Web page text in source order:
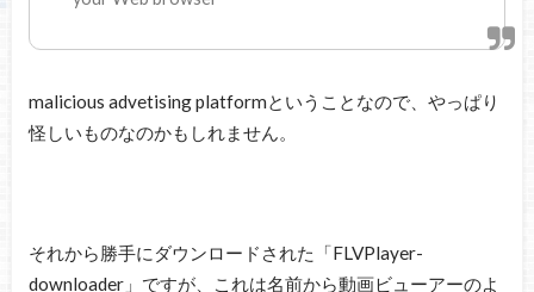
malicious advetising platformということなので、やっぱり
怪しいものなのかもしれません。
それから勝手にダウンロードされた「FLVPlayer-
downloader」ですが、これは名前から動画ビューアーのよ